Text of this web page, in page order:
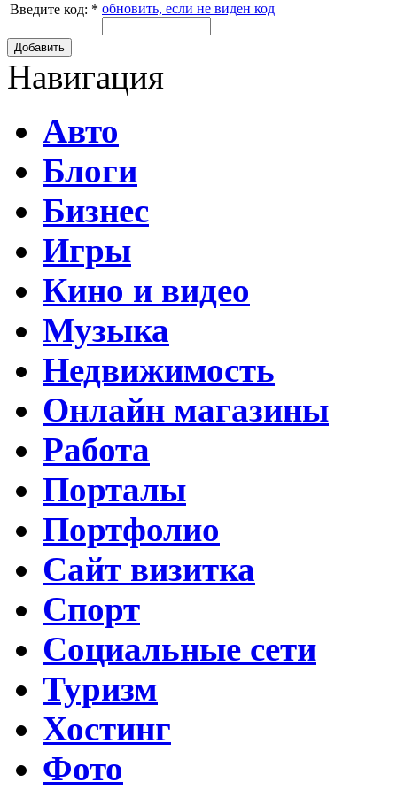
Введите код: * обновить, если не виден код
Добавить
Навигация
Авто
Блоги
Бизнес
Игры
Кино и видео
Музыка
Недвижимость
Онлайн магазины
Работа
Порталы
Портфолио
Сайт визитка
Спорт
Социальные сети
Туризм
Хостинг
Фото